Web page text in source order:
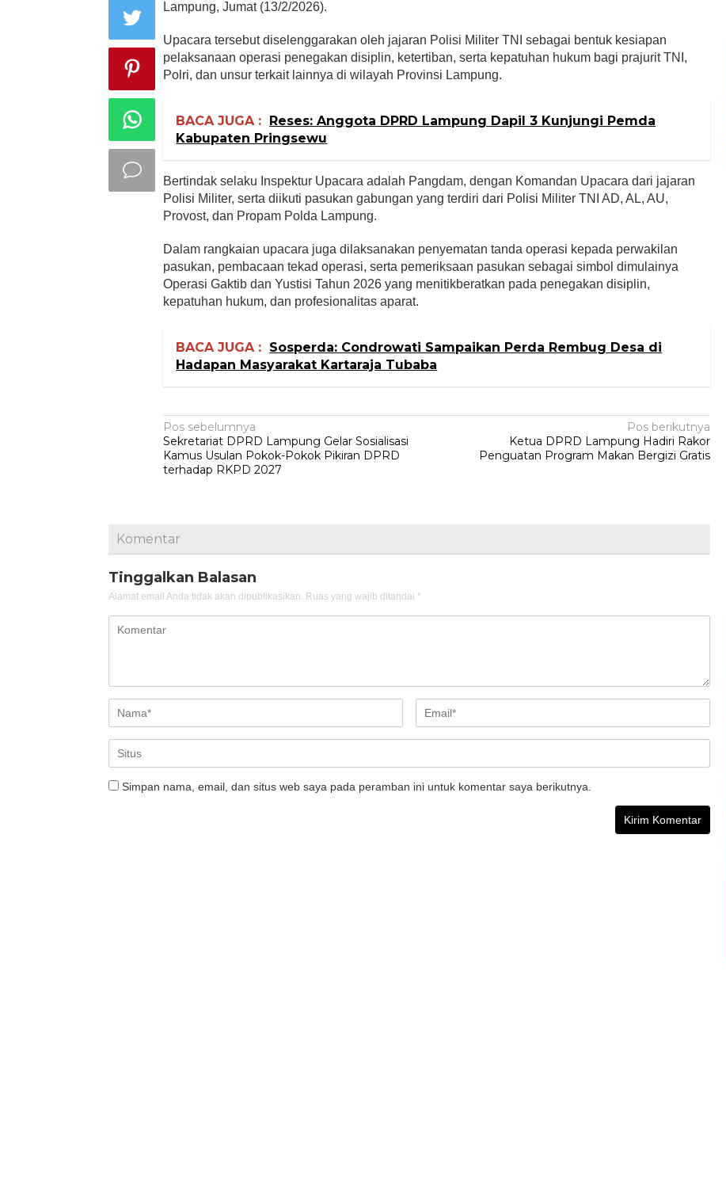
Lampung, Jumat (13/2/2026).
Upacara tersebut diselenggarakan oleh jajaran Polisi Militer TNI sebagai bentuk kesiapan
pelaksanaan operasi penegakan disiplin, ketertiban, serta kepatuhan hukum bagi prajurit TNI,
Polri, dan unsur terkait lainnya di wilayah Provinsi Lampung.
BACA JUGA : Reses: Anggota DPRD Lampung Dapil 3 Kunjungi Pemda
Kabupaten Pringsewu
Bertindak selaku Inspektur Upacara adalah Pangdam, dengan Komandan Upacara dari jajaran
Polisi Militer, serta diikuti pasukan gabungan yang terdiri dari Polisi Militer TNI AD, AL, AU,
Provost, dan Propam Polda Lampung.
Dalam rangkaian upacara juga dilaksanakan penyematan tanda operasi kepada perwakilan
pasukan, pembacaan tekad operasi, serta pemeriksaan pasukan sebagai simbol dimulainya
Operasi Gaktib dan Yustisi Tahun 2026 yang menitikberatkan pada penegakan disiplin,
kepatuhan hukum, dan profesionalitas aparat.
BACA JUGA : Sosperda: Condrowati Sampaikan Perda Rembug Desa di
Hadapan Masyarakat Kartaraja Tubaba
Navigasi
pos
Pos sebelumnya
Sekretariat DPRD Lampung Gelar Sosialisasi
Kamus Usulan Pokok-Pokok Pikiran DPRD
terhadap RKPD 2027
Pos berikutnya
Ketua DPRD Lampung Hadiri Rakor
Penguatan Program Makan Bergizi Gratis
Komentar
Tinggalkan Balasan
Alamat email Anda tidak akan dipublikasikan. Ruas yang wajib ditandai *
Simpan nama, email, dan situs web saya pada peramban ini untuk komentar saya berikutnya.